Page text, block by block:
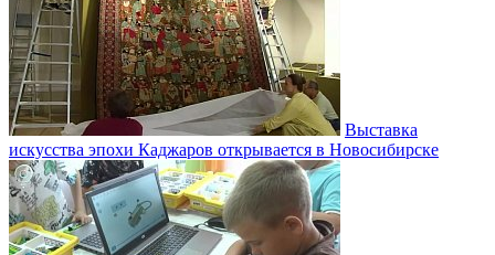
Выставка
искусства эпохи Каджаров открывается в Новосибирске